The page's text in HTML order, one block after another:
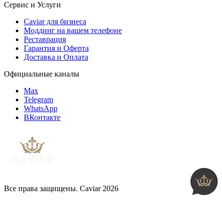
Сервис и Услуги
Caviar для бизнеса
Моддинг на вашем телефоне
Реставрация
Гарантия и Оферта
Доставка и Оплата
Официальные каналы
Max
Telegram
WhatsApp
ВКонтакте
Все права защищены. Caviar 2026